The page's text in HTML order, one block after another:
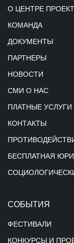
О ЦЕНТРЕ
КОМАНДА
ДОКУМЕНТЫ
ПАРТНЕРЫ
НОВОСТИ
СМИ О НАС
ПЛАТНЫЕ УСЛУГИ
КОНТАКТЫ
БЕСПЛАТНАЯ
СОБЫТИЯ
ФЕСТИВАЛИ
КОНКУРСЫ И